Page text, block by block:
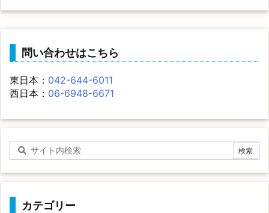
問い合わせはこちら
東日本： 042-644-6011
西日本： 06-6948-6671
カテゴリー